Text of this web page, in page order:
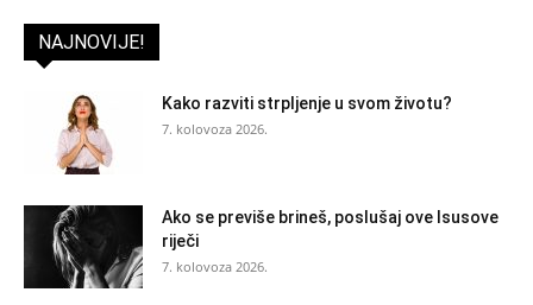
NAJNOVIJE!
Kako razviti strpljenje u svom životu?
7. kolovoza 2026.
Ako se previše brineš, poslušaj ove Isusove
riječi
7. kolovoza 2026.